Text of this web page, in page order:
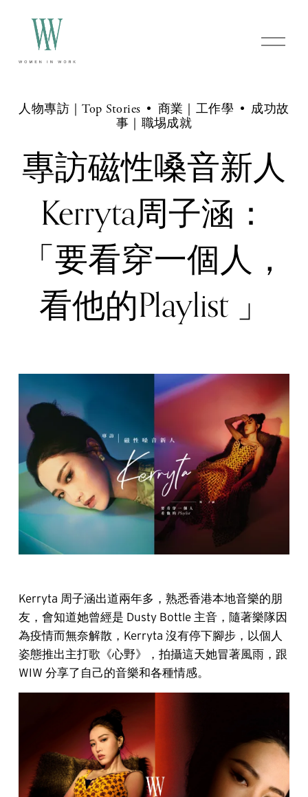
O
p
e
n
專訪磁性嗓音新人
Kerryta周子涵：
「要看穿一個人，
看他的Playlist 」
人物專訪｜Top Stories 商業｜工作學
成功故
事｜職埸成就
Kerryta 周子涵出道兩年多，熟悉香港本地音樂的朋
友，會知道她曾經是 Dusty Bottle 主音，隨著樂隊因
為疫情而無奈解散，Kerryta 沒有停下腳步，以個人
姿態推出主打歌《心野》，拍攝這天她冒著風雨，跟
WIW 分享了自己的音樂和各種情感。